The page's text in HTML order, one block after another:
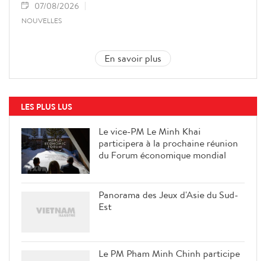
07/08/2026
NOUVELLES
En savoir plus
LES PLUS LUS
Le vice-PM Le Minh Khai
participera à la prochaine réunion
du Forum économique mondial
Panorama des Jeux d'Asie du Sud-
Est
Le PM Pham Minh Chinh participe